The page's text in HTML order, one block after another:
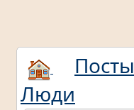
Посты
Люди